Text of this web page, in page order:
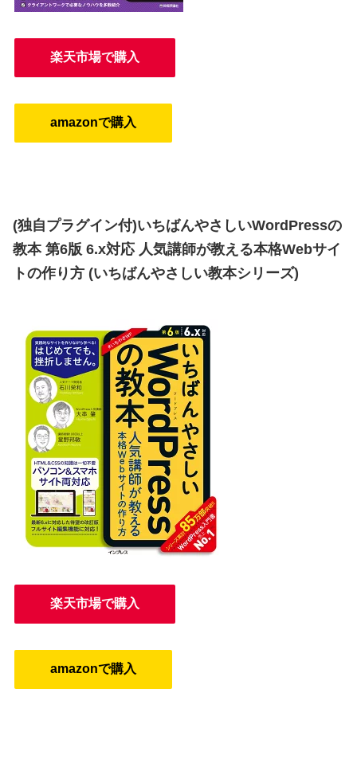
楽天市場で購入
amazonで購入
(独自プラグイン付)いちばんやさしいWordPressの
教本 第6版 6.x対応 人気講師が教える本格Webサイ
トの作り方 (いちばんやさしい教本シリーズ)
楽天市場で購入
amazonで購入